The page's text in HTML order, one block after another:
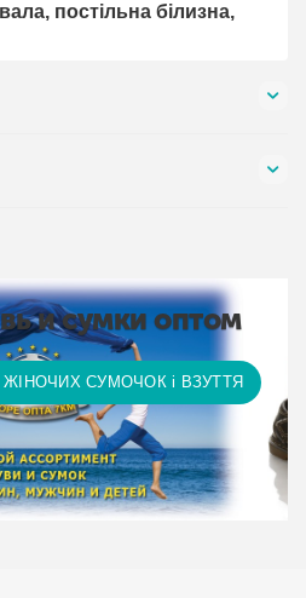
постільна білизна,
и сумки оптом
СУМОЧОК і ВЗУТТЯ